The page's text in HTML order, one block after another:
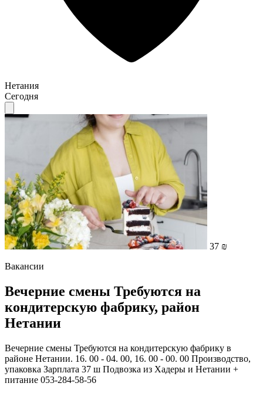
Нетания
Сегодня
37 ₪
Вакансии
Вечерние смены Требуются на
кондитерскую фабрику, район
Нетании
Вечерние смены Требуются на кондитерскую фабрику в
районе Нетании. 16. 00 - 04. 00, 16. 00 - 00. 00 Производство,
упаковка Зарплата 37 ш Подвозка из Хадеры и Нетании +
питание 053-284-58-56